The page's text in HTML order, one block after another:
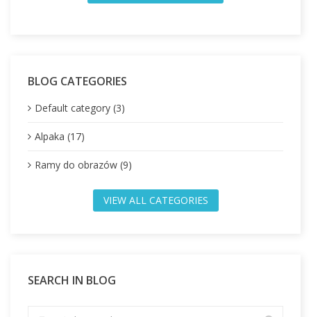
BLOG CATEGORIES
Default category (3)
Alpaka (17)
Ramy do obrazów (9)
VIEW ALL CATEGORIES
SEARCH IN BLOG